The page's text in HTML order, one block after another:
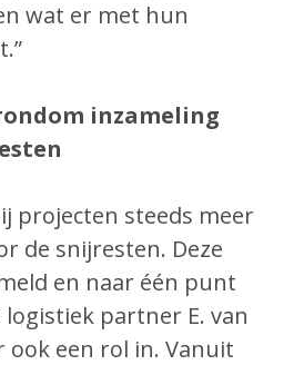
wat er met hun
inzameling
projecten steeds meer
de snijresten. Deze
en naar één punt
partner E. van
ook een rol in. Vanuit